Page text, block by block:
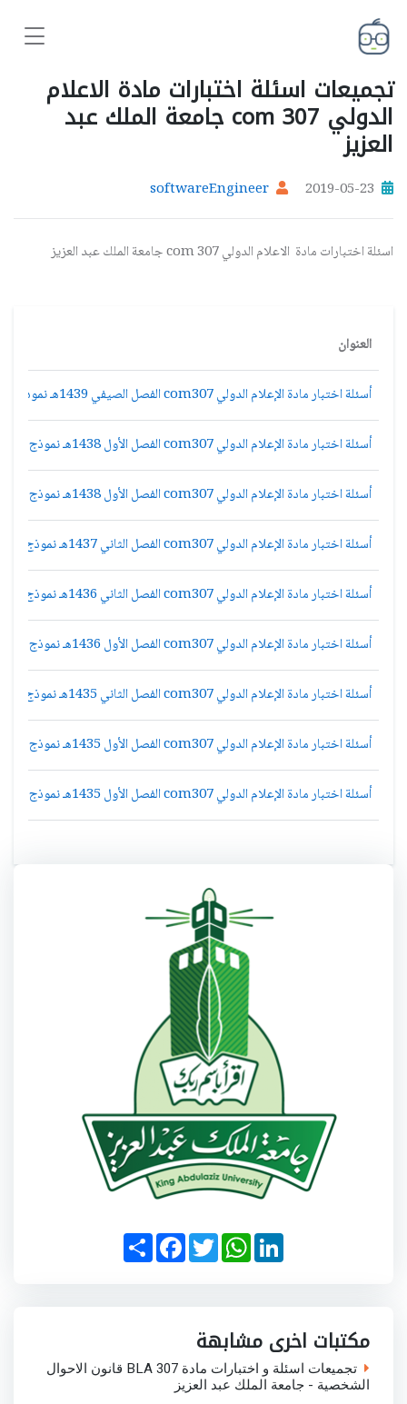
تجميعات اسئلة اختبارات مادة الاعلام
الدولي com 307 جامعة الملك عبد
العزيز
2019-05-23
softwareEngineer
اسئلة اختبارات مادة الاعلام الدولي com 307 جامعة الملك عبد العزيز
العنوان
أسئلة اختبار مادة الإعلام الدولي com307 الفصل الصيفي 1439هـ نموذج ج
أسئلة اختبار مادة الإعلام الدولي com307 الفصل الأول 1438هـ نموذج ب
أسئلة اختبار مادة الإعلام الدولي com307 الفصل الأول 1438هـ نموذج ج
أسئلة اختبار مادة الإعلام الدولي com307 الفصل الثاني 1437هـ نموذج ج
أسئلة اختبار مادة الإعلام الدولي com307 الفصل الثاني 1436هـ نموذج د
أسئلة اختبار مادة الإعلام الدولي com307 الفصل الأول 1436هـ نموذج ب
أسئلة اختبار مادة الإعلام الدولي com307 الفصل الثاني 1435هـ نموذج أ
أسئلة اختبار مادة الإعلام الدولي com307 الفصل الأول 1435هـ نموذج د
أسئلة اختبار مادة الإعلام الدولي com307 الفصل الأول 1435هـ نموذج ب
S
h
a
F
a
c
T
w
i
W
h
a
p
p
L
i
n
n
مكتبات اخرى مشابهة
تجميعات اسئلة و اختبارات مادة BLA 307 قانون الاحوال
الشخصية - جامعة الملك عبد العزيز